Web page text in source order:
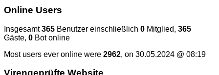
On­line Users
Insgesamt365 Benutzer einschließlich 0 Mitglied, 365
Gäste, 0 Bot online
Most users ever online were 2962, on 30.05.2024 @ 08:19
Vi­ren­ge­prüf­te Website